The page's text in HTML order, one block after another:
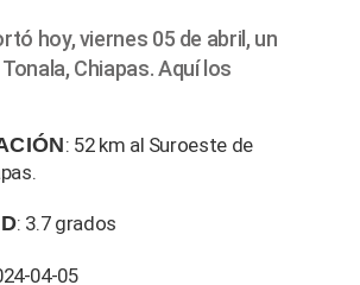
hoy, viernes 05 de abril, un
Chiapas. Aquí los
: 52 km al Suroeste de
: 3.7 grados
04-05